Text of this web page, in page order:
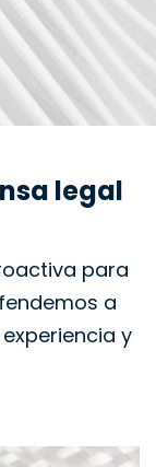
legal
para
a
y